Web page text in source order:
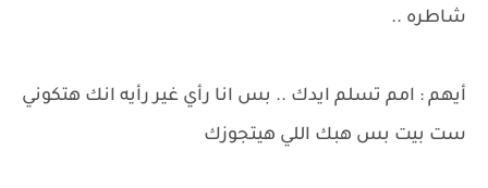
شاطره ..
أيهم : امم تسلم ايدك .. بس انا رأي غير رأيه انك هتكوني
ست بيت بس هبك اللي هيتجوزك